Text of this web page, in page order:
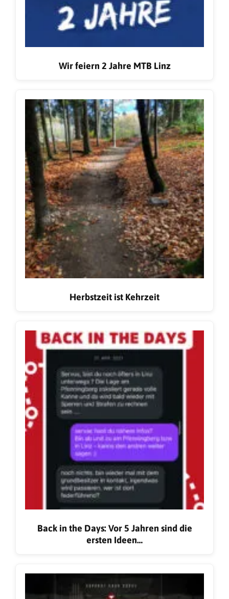
Wir feiern 2 Jahre MTB Linz
Herbstzeit ist Kehrzeit
Back in the Days: Vor 5 Jahren sind die
ersten Ideen…